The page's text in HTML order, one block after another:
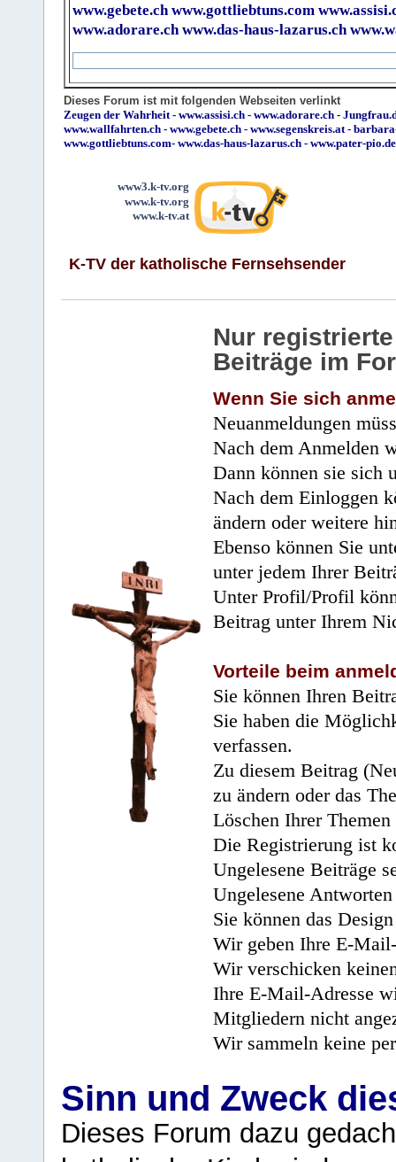
www.gebete.ch www.gottliebtuns.com
www.adorare.ch www.das-haus-lazarus.ch
Dieses Forum ist mit folgenden Webseiten verlinkt
Zeugen der Wahrheit- www.assisi.ch - www.adorare.ch -
www.wallfahrten.ch - www.gebete.ch - www.segenskreis.at-
www.gottliebtuns.com- www.das-haus-lazarus.ch - www.pater-pio.de
www3.k-tv.org
www.k-tv.org
www.k-tv.at
K-TV der katholische Fernsehsender
Nur
Beiträge im
Wenn Sie sich
Neuanmeldungen
Nach dem Anmelden
Dann können sie sich
Nach dem Einloggen
ändern oder weitere
Ebenso können Sie
unter jedem Ihrer
Unter Profil/Profil
Beitrag unter Ihrem
Vorteile beim
Sie können Ihren
Sie haben die
verfassen.
Zu diesem Beitrag
zu ändern oder das
Löschen Ihrer
Die Registrierung ist
Ungelesene Beiträge
Ungelesene
Sie können das
Wir geben Ihre E-
Wir verschicken
Ihre E-Mail-Adresse
Mitgliedern nicht
Wir sammeln keine
Sinn und Zweck
Dieses Forum dazu